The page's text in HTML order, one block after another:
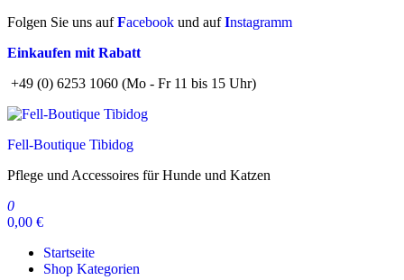
Zum
springen
Folgen Sie uns aufFacebook und aufInstagramm
Einkaufen mit Rabatt
+49 (0) 6253 1060 (Mo - Fr 11 bis 15 Uhr)
Fell-Boutique Tibidog
Pflege und Accessoires für Hunde und Katzen
0
0,00 €
Startseite
Shop Kategorien